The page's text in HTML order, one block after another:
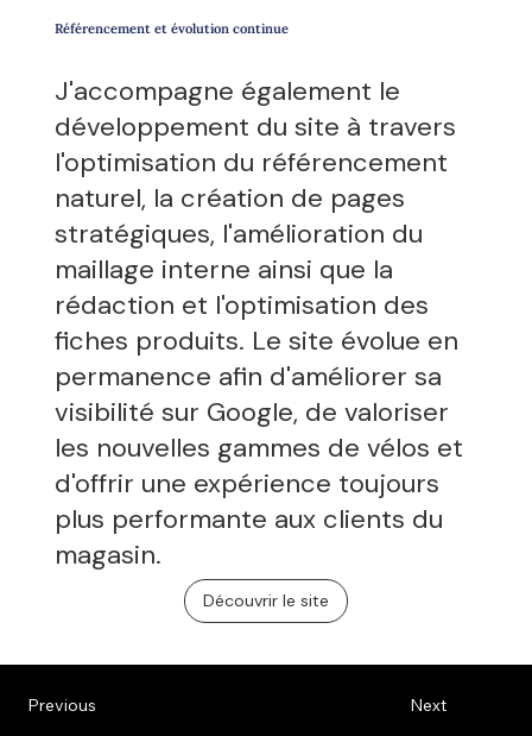
Référencement et évolution continue
J'accompagne également le
développement du site à travers
l'optimisation du référencement
naturel, la création de pages
stratégiques, l'amélioration du
maillage interne ainsi que la
rédaction et l'optimisation des
fiches produits. Le site évolue en
permanence afin d'améliorer sa
visibilité sur Google, de valoriser
les nouvelles gammes de vélos et
d'offrir une expérience toujours
plus performante aux clients du
magasin.
Découvrir le site
Next
Previous